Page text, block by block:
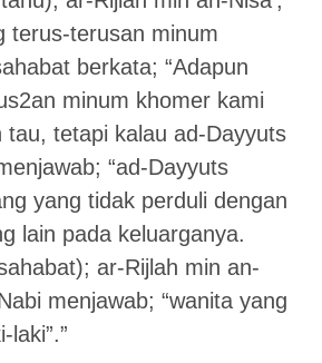
terus-terusan minum
berkata; “Adapun
minum khomer kami
tau, tetapi kalau ad-Dayyuts
“ad-Dayyuts
yang tidak perduli dengan
lain pada keluarganya.
ar-Rijlah min an-
menjawab; “wanita yang
laki”.”